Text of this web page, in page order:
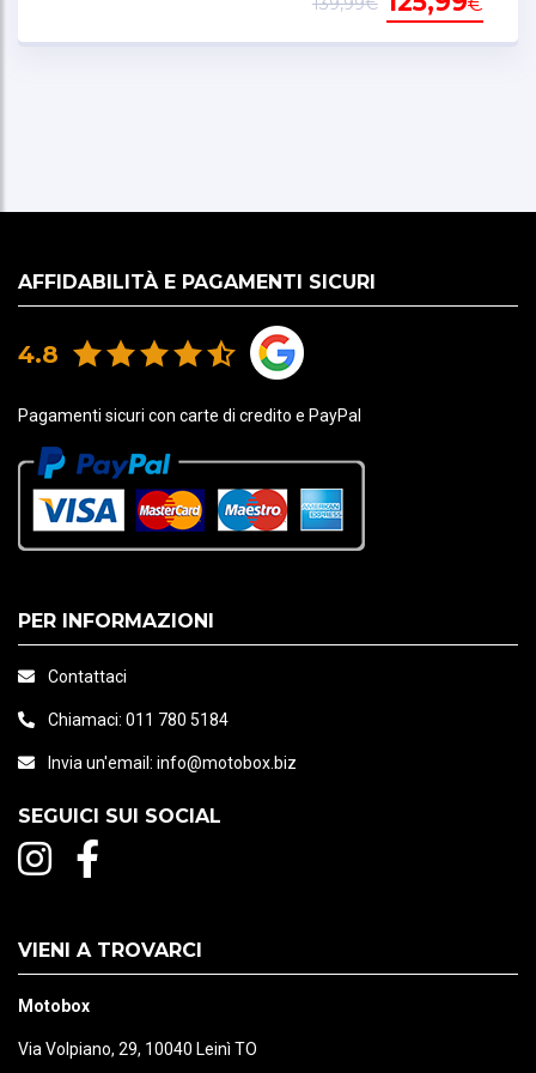
AFFIDABILITÀ E PAGAMENTI SICURI
4.8
Pagamenti sicuri con carte di credito e PayPal
PER INFORMAZIONI
Contattaci
Chiamaci: 011 780 5184
Invia un'email: info@motobox.biz
SEGUICI SUI SOCIAL
VIENI A TROVARCI
Motobox
Via Volpiano, 29, 10040 Leinì TO